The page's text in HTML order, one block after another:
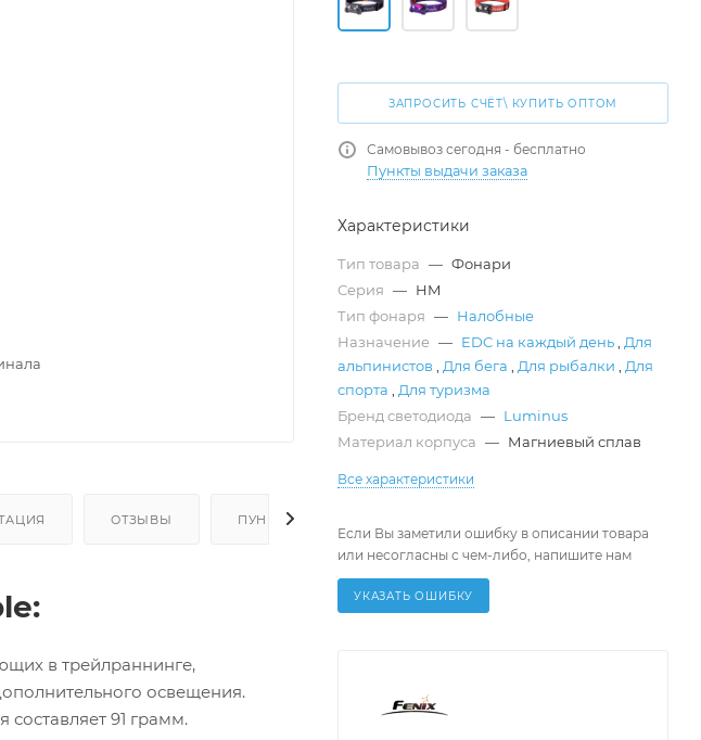
ОТЗЫВЫ ПУНКТЫ ВЫДАЧИ ЗАКАЗА
в трейлраннинге,
освещения.
91 грамм.
ЗАПРОСИТЬ СЧЁТ\ КУПИТЬ ОПТОМ
Самовывоз сегодня - бесплатно
Пункты выдачи заказа
Характеристики
Тип товара — Фонари
Серия — HM
Тип фонаря — Налобные
Назначение — EDC на каждый день
Для
альпинистов
Для бега Для рыбалки
Для
спорта
Для туризма
Бренд светодиода — Luminus
Материал корпуса — Магниевый сплав
Все характеристики
Если Вы заметили ошибку в описании товара
или несогласны с чем-либо, напишите нам
УКАЗАТЬ ОШИБКУ